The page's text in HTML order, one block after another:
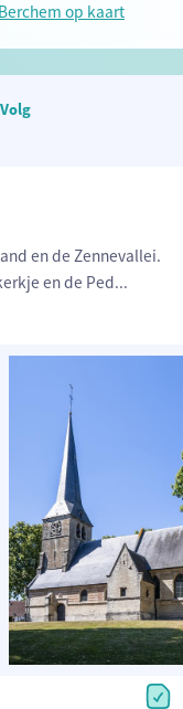
op kaart
Volg
en de Zennevallei.
en de Ped...